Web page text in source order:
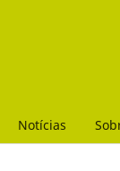
Notícias